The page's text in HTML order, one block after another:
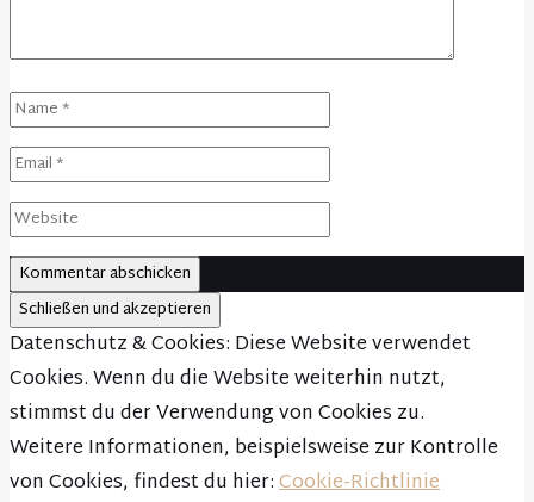
Datenschutz & Cookies: Diese Website verwendet
Cookies. Wenn du die Website weiterhin nutzt,
stimmst du der Verwendung von Cookies zu.
Weitere Informationen, beispielsweise zur Kontrolle
von Cookies, findest du hier:Cookie-Richtlinie